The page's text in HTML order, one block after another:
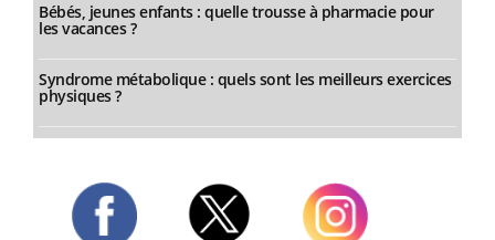
Bébés, jeunes enfants : quelle trousse à pharmacie pour
les vacances ?
Syndrome métabolique : quels sont les meilleurs exercices
physiques ?